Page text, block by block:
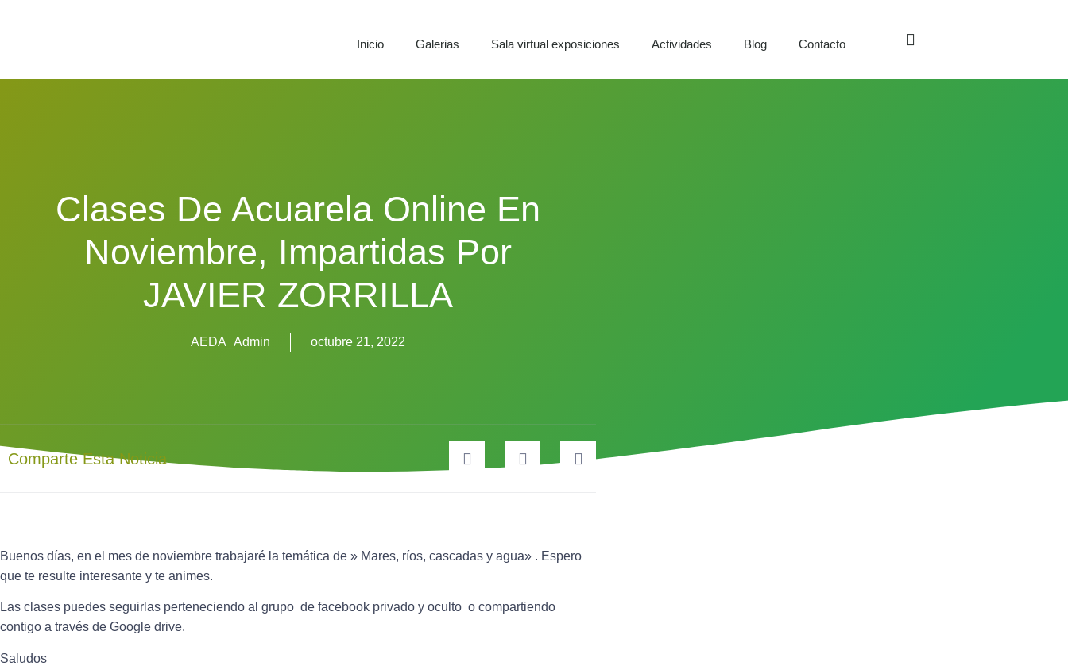
Inicio Galerias Sala virtual exposiciones Actividades Blog Contacto
Clases De Acuarela Online En
Noviembre, Impartidas Por
JAVIER ZORRILLA
AEDA_Admin octubre 21, 2022
Comparte Esta Noticia
Buenos días, en el mes de noviembre trabajaré la temática de » Mares, ríos, cascadas y agua» . Espero
que te resulte interesante y te animes.
Las clases puedes seguirlas perteneciendo al grupo de facebook privado y oculto o compartiendo
contigo a través de Google drive.
Saludos